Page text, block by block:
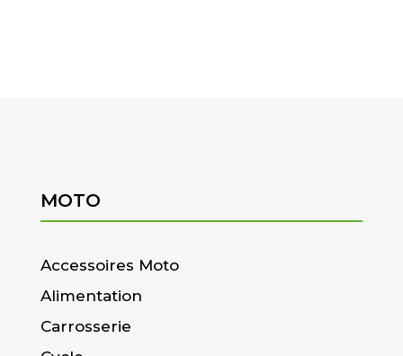
MOTO
Accessoires Moto
Alimentation
Carrosserie